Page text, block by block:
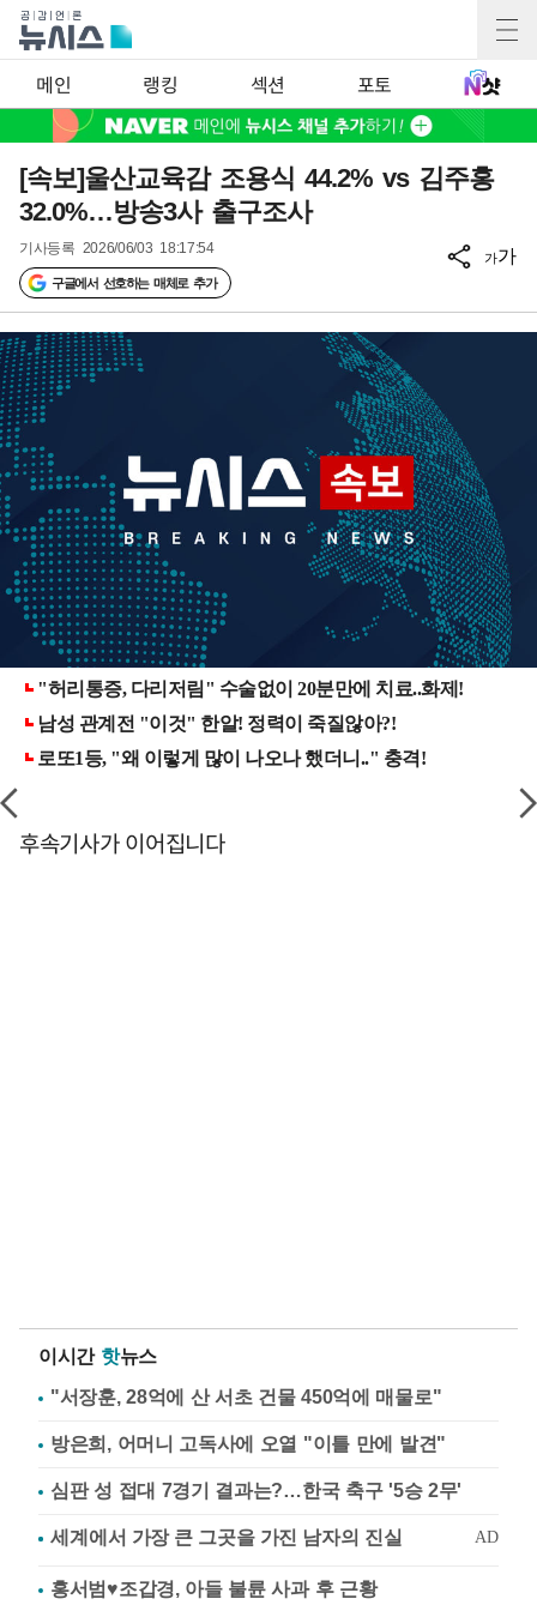
메인 랭킹 섹션 포토
[속보]울산교육감 조용식 44.2% vs 김주홍
32.0%…방송3사 출구조사
기사등록 2026/06/03 18:17:54
구글에서 선호하는 매체로 추가
가가
후속기사가 이어집니다
이시간 핫뉴스
"서장훈, 28억에 산 서초 건물 450억에 매물로"
방은희, 어머니 고독사에 오열 "이틀 만에 발견"
심판 성 접대 7경기 결과는?…한국 축구 '5승 2무'
홍서범♥조갑경, 아들 불륜 사과 후 근황